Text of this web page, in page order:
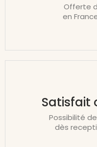
Offerte
en
Satisfait
Possibilité
dès